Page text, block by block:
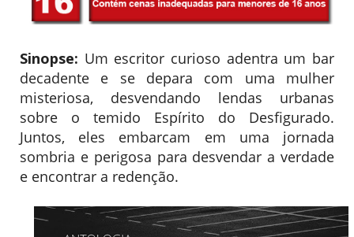
Sinopse: Um escritor curioso adentra um bar
decadente e se depara com uma mulher
misteriosa, desvendando lendas urbanas
sobre o temido Espírito do Desfigurado.
Juntos, eles embarcam em uma jornada
sombria e perigosa para desvendar a verdade
e encontrar a redenção.